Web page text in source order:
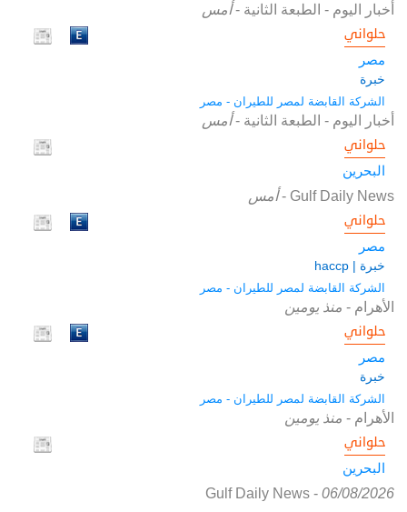
أخبار اليوم - الطبعة الثانية -أمس
حلواني
مصر
خبرة
الشركة القابضة لمصر للطيران - مصر
أخبار اليوم - الطبعة الثانية -أمس
حلواني
البحرين
Gulf Daily News
-أمس
حلواني
مصر
خبرة | haccp
الشركة القابضة لمصر للطيران - مصر
الأهرام - منذ يومين
حلواني
مصر
خبرة
الشركة القابضة لمصر للطيران - مصر
الأهرام - منذ يومين
حلواني
البحرين
Gulf Daily News- 06/08/2026